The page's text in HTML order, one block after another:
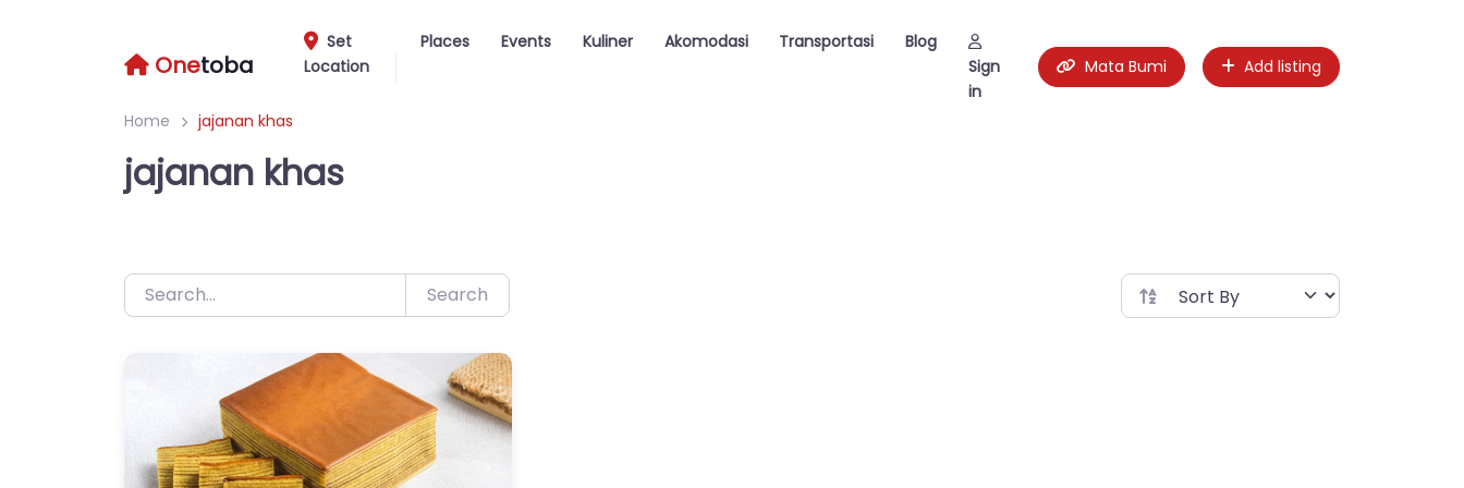
Onetoba
Set
Location
Places Events Kuliner Akomodasi Transportasi
Blog
Sign
in
Mata Bumi Add listing
Home jajanan khas
jajanan khas
Search